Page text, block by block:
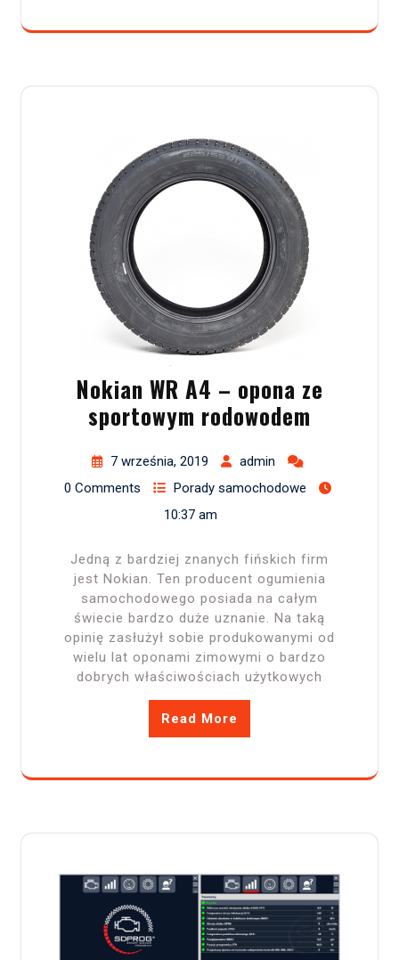
Nokian WR A4 – opona ze
sportowym rodowodem
7 września, 2019
admin
0 Comments
Porady samochodowe
10:37 am
Jedną z bardziej znanych fińskich firm
jest Nokian. Ten producent ogumienia
samochodowego posiada na całym
świecie bardzo duże uznanie. Na taką
opinię zasłużył sobie produkowanymi od
wielu lat oponami zimowymi o bardzo
dobrych właściwościach użytkowych
Read More